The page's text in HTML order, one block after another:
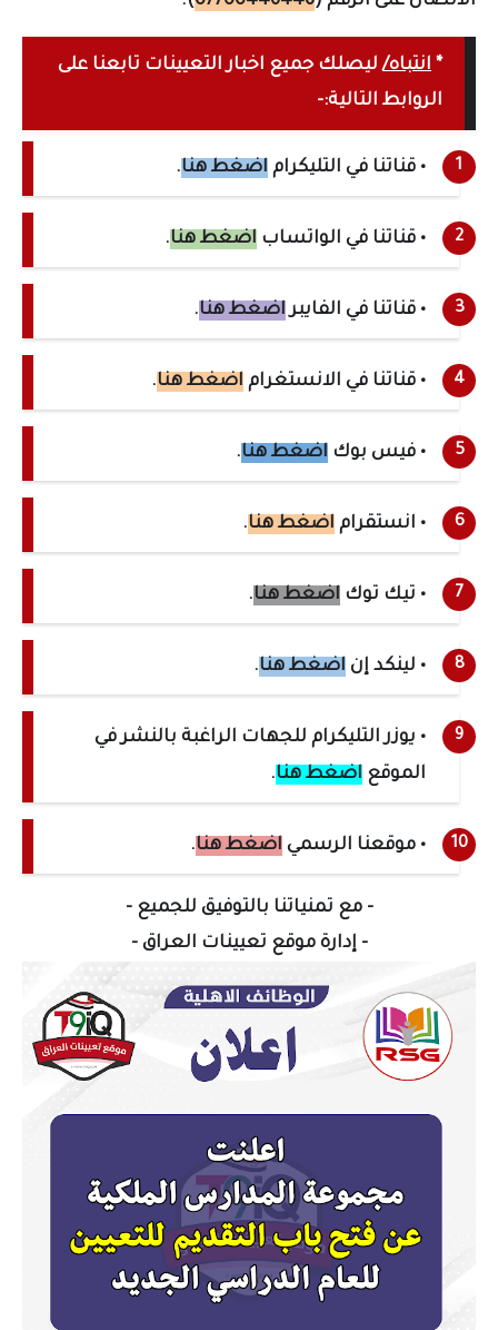
* انتباه/ليصلك جميع اخبار التعيينات تابعنا على
الروابط التالية:-
• قناتنا في التليكرام اضغط هنا.
• قناتنا في الواتساب اضغط هنا.
• قناتنا في الفايبراضغط هنا.
• قناتنا في الانستغرام اضغط هنا.
• فيس بوك اضغط هنا.
• انستقرام اضغط هنا.
• تيك توك اضغط هنا.
• لينكد إن اضغط هنا.
• يوزر التليكرام للجهات الراغبة بالنشر في
الموقع اضغط هنا.
• موقعنا الرسمي اضغط هنا.
- مع تمنياتنا بالتوفيق للجميع -
- إدارة موقع تعيينات العراق -